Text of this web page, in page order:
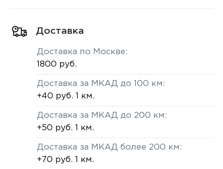
Доставка
Доставка по Москве:
1800 руб.
Доставка за МКАД до 100 км:
+40 руб. 1 км.
Доставка за МКАД до 200 км:
+50 руб. 1 км.
Доставка за МКАД более 200 км:
+70 руб. 1 км.